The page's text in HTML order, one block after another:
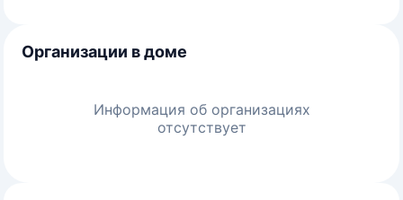
Организации в доме
Информация об организациях
отсутствует